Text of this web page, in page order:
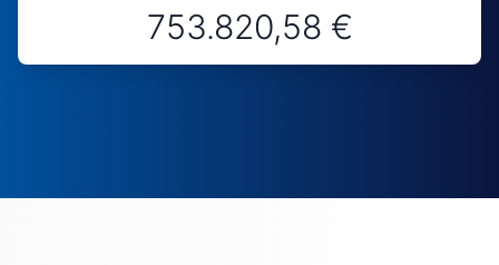
753.820,58 €